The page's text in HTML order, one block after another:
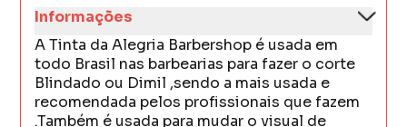
Informações
A Tinta da Alegria Barbershop é usada em
todo Brasil nas barbearias para fazer o corte
Blindado ou Dimil ,sendo a mais usada e
recomendada pelos profissionais que fazem
.Também é usada para mudar o visual de